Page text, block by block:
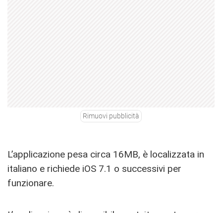
Rimuovi pubblicità
L’applicazione pesa circa 16MB, è localizzata in
italiano e richiede iOS 7.1 o successivi per
funzionare.